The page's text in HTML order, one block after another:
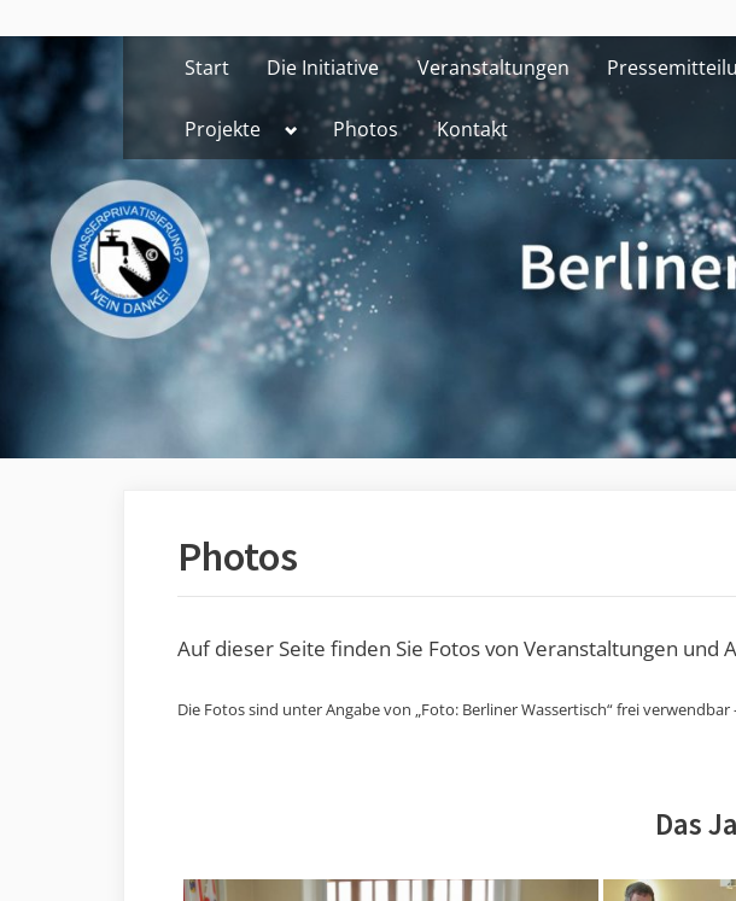
to
content
Start Die Initiative Veranstaltungen
Projekte Toggle
menu
Photos Kontakt
Photos
Auf dieser Seite finden Sie Fotos von Veranstaltungen
Die Fotos sind unter Angabe von „Foto: Berliner Wassertisch“ frei
Das